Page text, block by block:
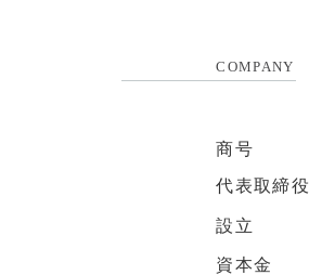
COMPANY
商号
代表取締役
設立
資本金